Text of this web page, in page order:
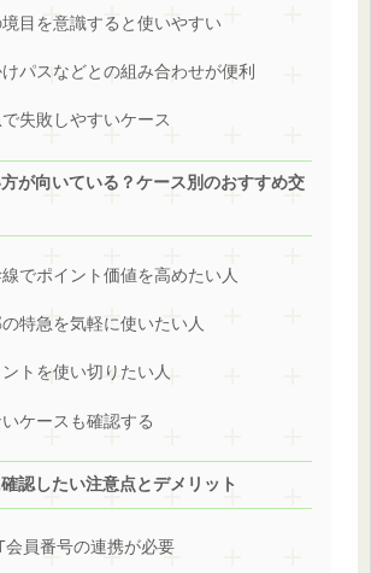
目を意識すると使いやすい
パスなどとの組み合わせが便利
失敗しやすいケース
が向いている？ケース別のおすすめ交
でポイント価値を高めたい人
特急を気軽に使いたい人
トを使い切りたい人
ケースも確認する
認したい注意点とデメリット
会員番号の連携が必要